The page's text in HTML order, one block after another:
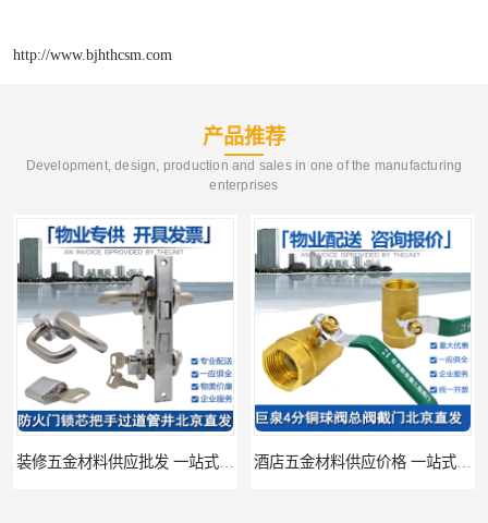
http://www.bjhthcsm.com
产品推荐
Development, design, production and sales in one of the manufacturing
enterprises